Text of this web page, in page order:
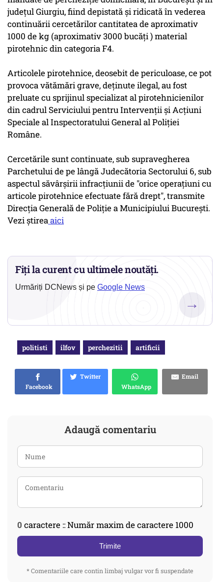
judeţul Giurgiu, fiind depistată şi ridicată în vederea
continuării cercetărilor cantitatea de aproximativ
1000 de kg (aproximativ 3000 bucăţi ) material
pirotehnic din categoria F4.
Articolele pirotehnice, deosebit de periculoase, ce pot
provoca vătămări grave, deţinute ilegal, au fost
preluate cu sprijinul specializat al pirotehnicienilor
din cadrul Serviciului pentru Intervenţii şi Acţiuni
Speciale al Inspectoratului General al Poliţiei
Române.
Cercetările sunt continuate, sub supravegherea
Parchetului de pe lângă Judecătoria Sectorului 6, sub
aspectul săvârşirii infracţiunii de "orice operaţiuni cu
articole pirotehnice efectuate fără drept", transmite
Direcţia Generală de Poliţie a Municipiului Bucureşti.
Vezi știreaaici
Fiți la curent cu ultimele noutăți.
Urmăriți DCNews și pe Google News
→
politisti ilfov perchezitii artificii
Facebook
Twitter
WhatsApp
Email
Adaugă comentariu
0 caractere :: Număr maxim de caractere 1000
Trimite
* Comentariile care contin limbaj vulgar vor fi suspendate